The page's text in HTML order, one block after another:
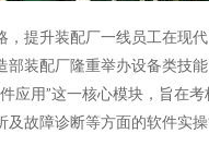
，提升装配厂一线员工在现代
部装配厂隆重举办设备类技
应用”这一核心模块，旨在考
及故障诊断等方面的软件实